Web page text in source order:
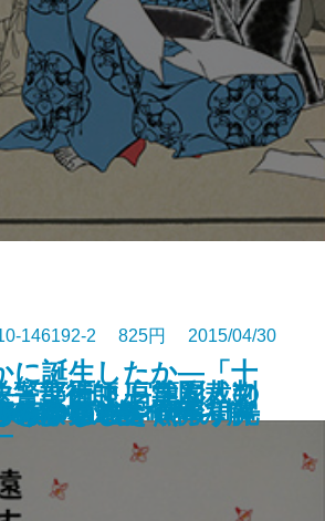
ンとウェンディ
部補マルコム・フ
大神兄弟探偵社―
偵のゆるやかな日常
秘録
完全版―
しえて、お仕事！―
146192-2 825円 2015/04/30
、今ここを照らす光
ぬ 第1巻
ぬ 第2巻
―華術師 宮籠彩人の
・ノート―学園裁判
に誕生したか―「十
を獄中対話で読み解
う少し
のはなし